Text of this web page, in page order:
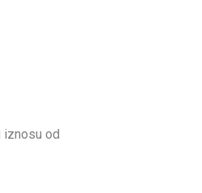
iznosu od